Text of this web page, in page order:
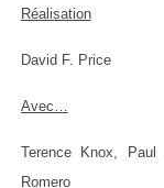
Réalisation
David F. Price
Avec…
Terence Knox,
Romero